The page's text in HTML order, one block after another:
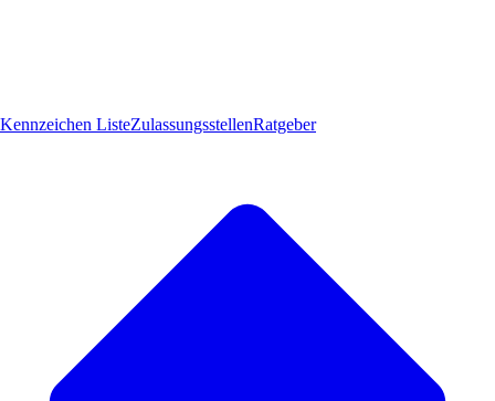
Kennzeichen ListeZulassungsstellenRatgeber